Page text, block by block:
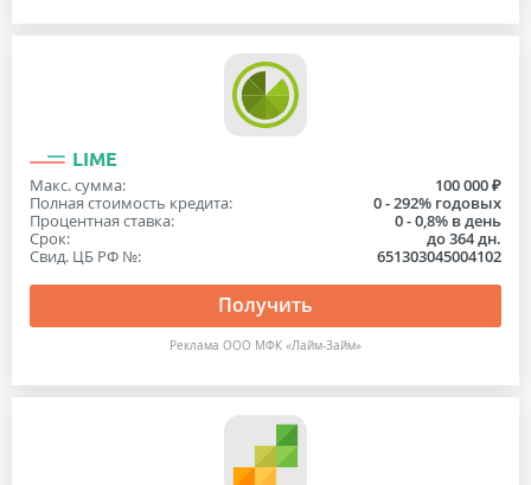
LIME
Макс. сумма:
100 000 ₽
Полная стоимость кредита:
0 - 292% годовых
Процентная ставка:
0 - 0,8% в день
Срок:
до 364 дн.
Свид. ЦБ РФ №:
651303045004102
Получить
Реклама ООО МФК «Лайм-Займ»